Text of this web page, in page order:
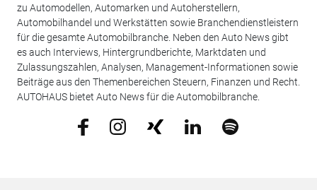
zu Automodellen, Automarken und Autoherstellern,
Automobilhandel und Werkstätten sowie Branchendienstleistern
für die gesamte Automobilbranche. Neben den Auto News gibt
es auch Interviews, Hintergrundberichte, Marktdaten und
Zulassungszahlen, Analysen, Management-Informationen sowie
Beiträge aus den Themenbereichen Steuern, Finanzen und Recht.
AUTOHAUS bietet Auto News für die Automobilbranche.